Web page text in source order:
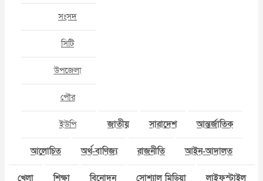
সংসদ
সিটি
উপজেলা
পৌর
ইউপি জাতীয় সারাদেশ আন্তর্জাতিক
আলোচিত অর্থ-বাণিজ্য রাজনীতি আইন-আদালত
খেলা শিক্ষা বিনোদন সোশ্যাল মিডিয়া লাইফস্টাইল